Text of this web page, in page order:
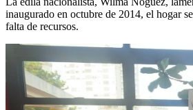
inaugurado en octubre de 2014, el hogar
falta de recursos.